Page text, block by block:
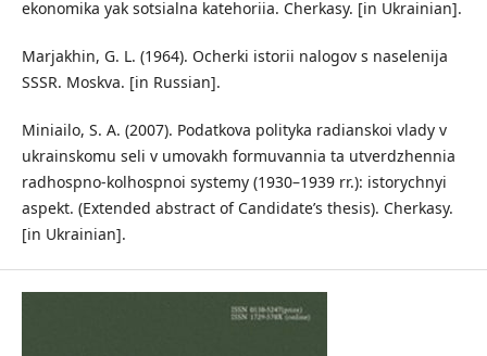
ekonomika yak sotsialna katehoriia. Cherkasy. [in Ukrainian].
Marjakhin, G. L. (1964). Ocherki istorii nalogov s naselenija
SSSR. Moskva. [in Russian].
Miniailo, S. A. (2007). Podatkova polityka radianskoi vlady v
ukrainskomu seli v umovakh formuvannia ta utverdzhennia
radhospno-kolhospnoi systemy (1930–1939 rr.): istorychnyi
aspekt. (Extended abstract of Candidate’s thesis). Cherkasy.
[in Ukrainian].